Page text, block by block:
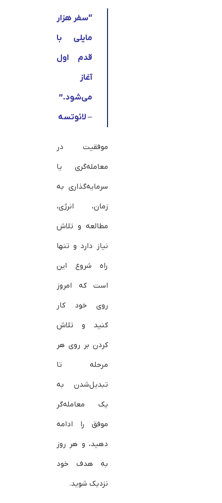
“سفر هزار
مایلی با
قدم اول
آغاز
می‌شود.”
– لائوتسه
موفقیت در
معامله‌گری یا
سرمایه‌گذاری به
زمان، انرژی،
مطالعه و تلاش
نیاز دارد و تنها
راه شروع این
است که امروز
روی خود کار
کنید و تلاش
کردن بر روی هر
مرحله تا
تبدیل‌شدن به
یک معامله‌گر
موفق را ادامه
دهید، و هر روز
به هدف خود
نزدیک شوید.